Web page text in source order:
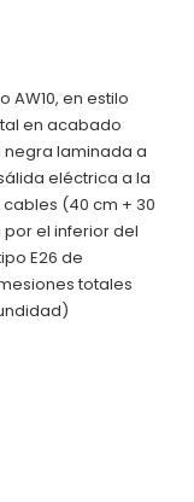
en estilo
en acabado
laminada a
eléctrica a la
(40 cm + 30
el inferior del
E26 de
totales